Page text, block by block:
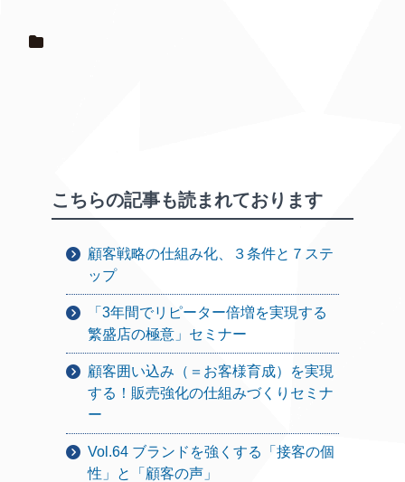
こちらの記事も読まれております
顧客戦略の仕組み化、３条件と７ステ
ップ
「3年間でリピーター倍増を実現する
繁盛店の極意」セミナー
顧客囲い込み（＝お客様育成）を実現
する！販売強化の仕組みづくりセミナ
ー
Vol.64 ブランドを強くする「接客の個
性」と「顧客の声」